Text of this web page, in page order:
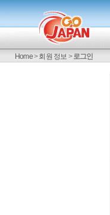
Home>회원 정보 >로그인